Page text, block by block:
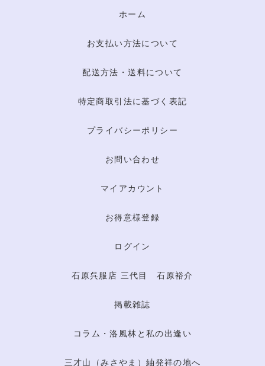
ホーム
お支払い方法について
配送方法・送料について
特定商取引法に基づく表記
プライバシーポリシー
お問い合わせ
マイアカウント
お得意様登録
ログイン
石原呉服店 三代目 石原裕介
掲載雑誌
コラム・洛風林と私の出逢い
三才山（みさやま）紬発祥の地へ